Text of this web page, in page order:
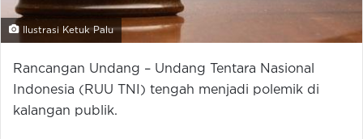
Ilustrasi Ketuk Palu
Rancangan Undang – Undang Tentara Nasional
Indonesia (RUU TNI) tengah menjadi polemik di
kalangan publik.